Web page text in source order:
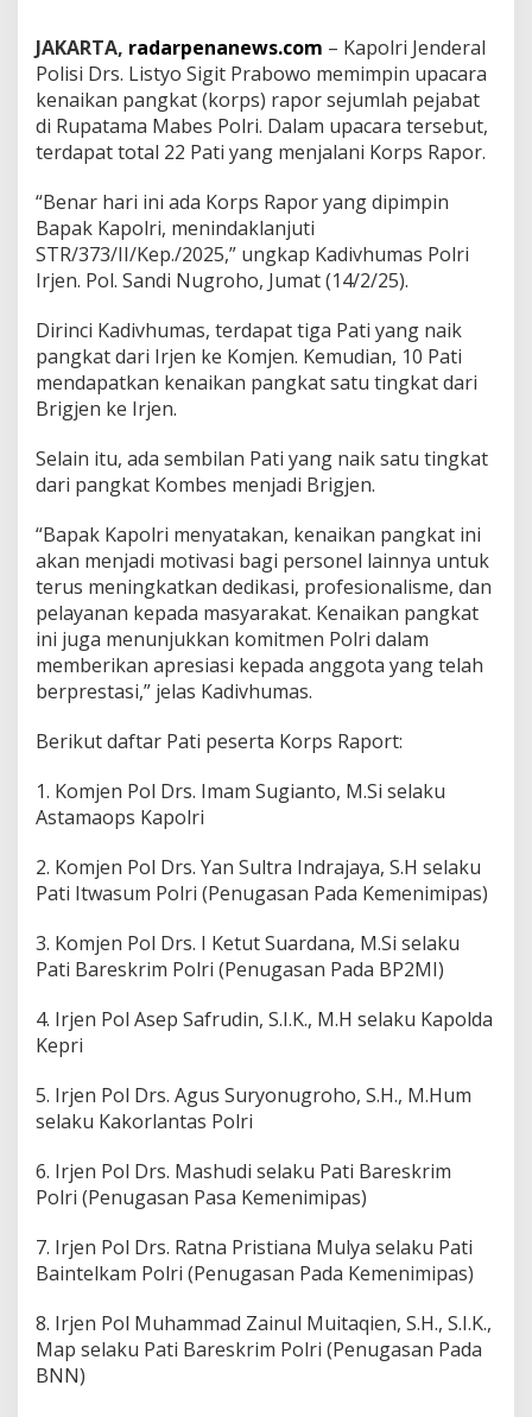
a
n
g
k
a
2
P
a
i
o
r
JAKARTA, radarpenanews.com – Kapolri Jenderal
Polisi Drs. Listyo Sigit Prabowo memimpin upacara
kenaikan pangkat (korps) rapor sejumlah pejabat
di Rupatama Mabes Polri. Dalam upacara tersebut,
terdapat total 22 Pati yang menjalani Korps Rapor.
“Benar hari ini ada Korps Rapor yang dipimpin
Bapak Kapolri, menindaklanjuti
STR/373/II/Kep./2025,” ungkap Kadivhumas Polri
Irjen. Pol. Sandi Nugroho, Jumat (14/2/25).
Dirinci Kadivhumas, terdapat tiga Pati yang naik
pangkat dari Irjen ke Komjen. Kemudian, 10 Pati
mendapatkan kenaikan pangkat satu tingkat dari
Brigjen ke Irjen.
Selain itu, ada sembilan Pati yang naik satu tingkat
dari pangkat Kombes menjadi Brigjen.
“Bapak Kapolri menyatakan, kenaikan pangkat ini
akan menjadi motivasi bagi personel lainnya untuk
terus meningkatkan dedikasi, profesionalisme, dan
pelayanan kepada masyarakat. Kenaikan pangkat
ini juga menunjukkan komitmen Polri dalam
memberikan apresiasi kepada anggota yang telah
berprestasi,” jelas Kadivhumas.
Berikut daftar Pati peserta Korps Raport:
1. Komjen Pol Drs. Imam Sugianto, M.Si selaku
Astamaops Kapolri
2. Komjen Pol Drs. Yan Sultra Indrajaya, S.H selaku
Pati Itwasum Polri (Penugasan Pada Kemenimipas)
3. Komjen Pol Drs. I Ketut Suardana, M.Si selaku
Pati Bareskrim Polri (Penugasan Pada BP2MI)
4. Irjen Pol Asep Safrudin, S.I.K., M.H selaku Kapolda
Kepri
5. Irjen Pol Drs. Agus Suryonugroho, S.H., M.Hum
selaku Kakorlantas Polri
6. Irjen Pol Drs. Mashudi selaku Pati Bareskrim
Polri (Penugasan Pasa Kemenimipas)
7. Irjen Pol Drs. Ratna Pristiana Mulya selaku Pati
Baintelkam Polri (Penugasan Pada Kemenimipas)
8. Irjen Pol Muhammad Zainul Muitaqien, S.H., S.I.K.,
Map selaku Pati Bareskrim Polri (Penugasan Pada
BNN)